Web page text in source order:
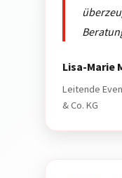
Lisa-Marie
Leitende
& Co. KG